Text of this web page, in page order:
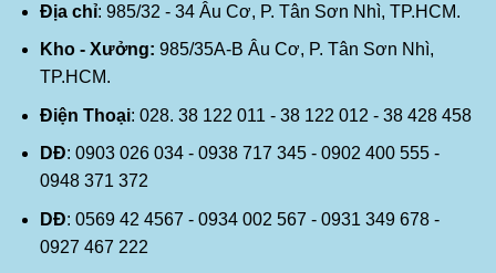
Địa chỉ: 985/32 - 34 Âu Cơ, P. Tân Sơn Nhì, TP.HCM.
Kho - Xưởng: 985/35A-B Âu Cơ, P. Tân Sơn Nhì,
TP.HCM.
Điện Thoại: 028. 38 122 011 - 38 122 012 - 38 428 458
DĐ: 0903 026 034 - 0938 717 345 - 0902 400 555 -
0948 371 372
DĐ: 0569 42 4567 - 0934 002 567 - 0931 349 678 -
0927 467 222